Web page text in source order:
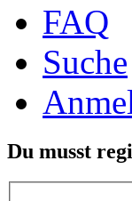
FAQ
Suche
Du musst